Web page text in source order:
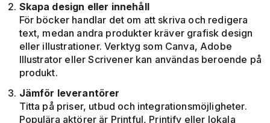
Skapa design eller innehåll
För böcker handlar det om att skriva och redigera
text, medan andra produkter kräver grafisk design
eller illustrationer. Verktyg som Canva, Adobe
Illustrator eller Scrivener kan användas beroende på
produkt.
Jämför leverantörer
Titta på priser, utbud och integrationsmöjligheter.
Populära aktörer är Printful, Printify eller lokala